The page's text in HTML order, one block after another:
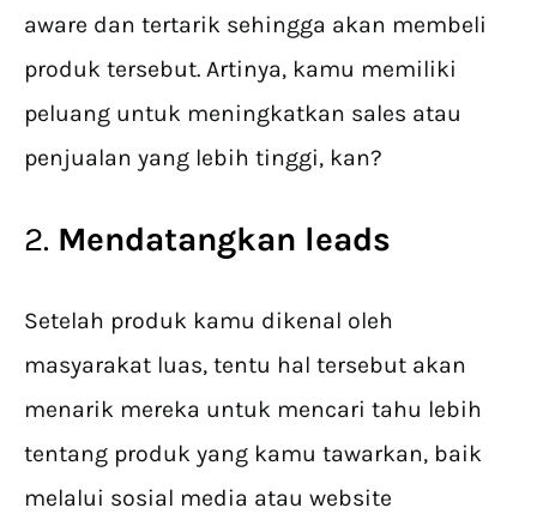
aware dan tertarik sehingga akan membeli
produk tersebut. Artinya, kamu memiliki
peluang untuk meningkatkan sales atau
penjualan yang lebih tinggi, kan?
2. Mendatangkan leads
Setelah produk kamu dikenal oleh
masyarakat luas, tentu hal tersebut akan
menarik mereka untuk mencari tahu lebih
tentang produk yang kamu tawarkan, baik
melalui sosial media atau website